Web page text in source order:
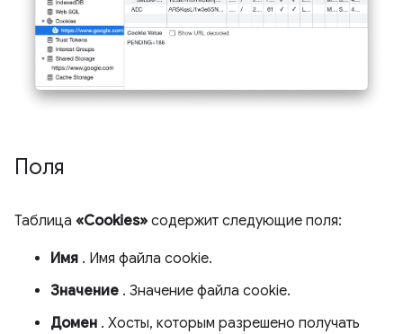
Поля
Таблица «Cookies» содержит следующие поля:
Имя . Имя файла cookie.
Значение . Значение файла cookie.
Домен . Хосты, которым разрешено получать